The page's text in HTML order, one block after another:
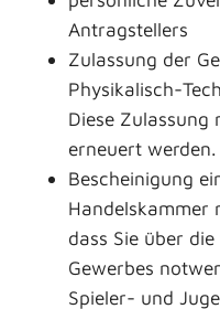
Antragstellers
Zulassung der
Physikalisch-
Diese Zulassung
erneuert werden.
Bescheinigung
Handelskammer
dass Sie über
Gewerbes
Spieler- und